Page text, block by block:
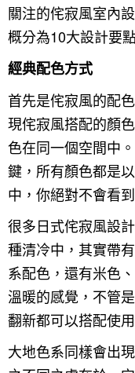
關注的侘寂風室內
概分為10大設計要
經典配色方式
首先是侘寂風的配
現侘寂風搭配的顏
色在同一個空間中
鍵，所有顏色都是
中，你絕對不會看
很多日式侘寂風設
種清冷中，其實帶
系配色，還有米色
溫暖的感覺，不管
翻新都可以搭配使用
大地色系同樣會出